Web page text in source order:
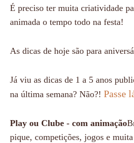
É preciso ter muita criatividade
animada o tempo todo na festa!
As dicas de hoje são para
Já viu as dicas de 1 a 5 anos
na última semana? Não?! Passe
Play ou Clube - com animação
pique, competições, jogos e